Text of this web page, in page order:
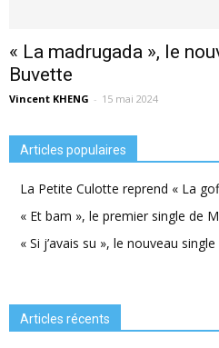
« La madrugada », le
Buvette
Vincent KHENG - 15 mai 2024
Articles populaires
La Petite Culotte reprend « La
« Et bam », le premier single de
« Si j’avais su », le nouveau
Articles récents